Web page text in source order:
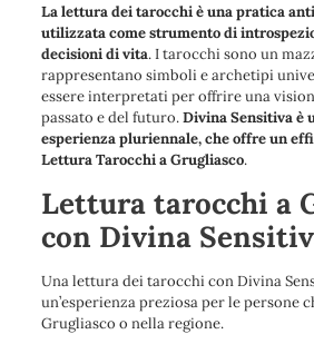
La lettura dei tarocchi è una pratica
utilizzata come strumento di
decisioni di vita. I tarocchi sono un
rappresentano simboli e archetipi
essere interpretati per offrire una
passato e del futuro.Divina Sensitiva è
esperienza pluriennale, che offre un
Lettura Tarocchi a Grugliasco.
Lettura tarocchi a
con Divina
Una lettura dei tarocchi con Divina
un’esperienza preziosa per le persone
Grugliasco o nella regione.